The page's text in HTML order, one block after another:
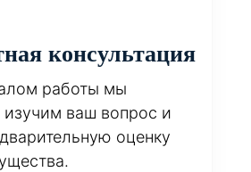
консультация
работы мы
изучим ваш вопрос и
оценку